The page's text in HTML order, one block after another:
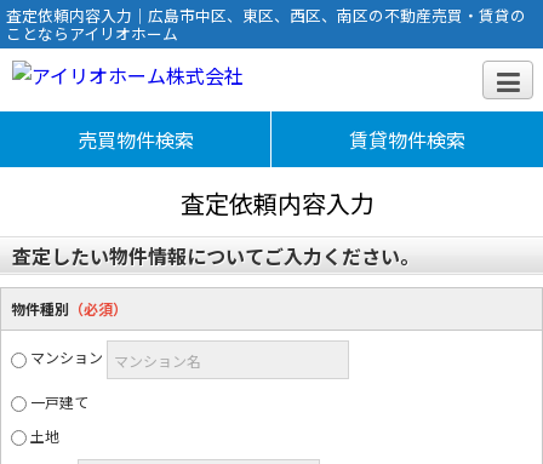
査定依頼内容入力｜広島市中区、東区、西区、南区の不動産売買・賃貸の
ことならアイリオホーム
売買物件検索 賃貸物件検索
査定依頼内容入力
査定したい物件情報についてご入力ください。
物件種別 （必須）
マンション
マンション名
一戸建て
土地